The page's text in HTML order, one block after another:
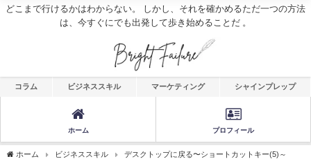
どこまで行けるかはわからない。 しかし、それを確かめるただ一つの方法
は、今すぐにでも出発して歩き始めることだ 。
コラム ビジネススキル マーケティング シャインプレップ
ホーム プロフィール
ホーム ビジネススキル デスクトップに戻る〜ショートカットキー(5)～